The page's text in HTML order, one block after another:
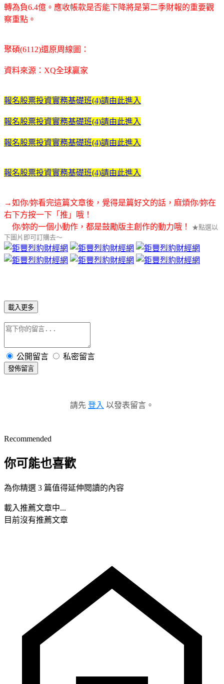
轉為負6.4億。應收帳款是否能下降將是第二季財報的重要觀
察重點。
聚碩(6112)還原周線圖：
資料來源：XQ全球贏家
報名股票投資實務基礎班(4)請由此進入
報名股票投資實務基礎班(4)請由此進入
報名股票投資實務基礎班(4)請由此進入
報名股票投資實務基礎班(4)請由此進入
→如你/妳看完這篇文章後，覺得是篇好文的話，麻煩你/妳在
右下方按一下「推」哦！
你/妳的一個小動作，都是鼓勵版主創作的動力哦！
★點選以
下圖片即可訂購去～
載入更多
公開留言 私密留言
發佈留言
請先 登入 以發表留言。
Recommended
你可能也喜歡
為你精選 3 篇值得延伸閱讀的內容
載入推薦文章中...
目前沒有推薦文章